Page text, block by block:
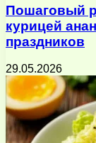
Пошаговый
курицей
праздников
29.05.2026